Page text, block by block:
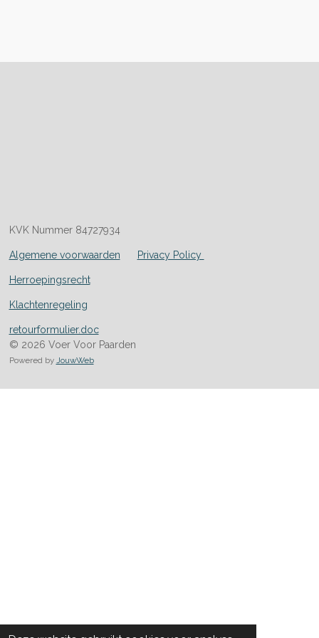
KVK Nummer 84727934
Algemene voorwaarden Privacy Policy
Herroepingsrecht
Klachtenregeling
retourformulier.doc
© 2026 Voer Voor Paarden
Powered by JouwWeb